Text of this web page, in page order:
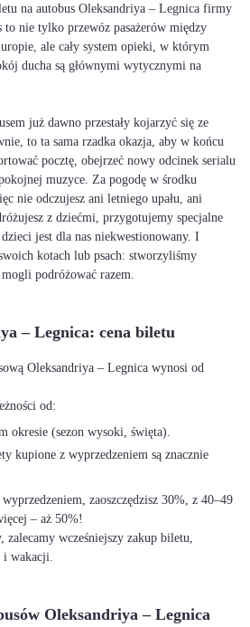
na autobus Oleksandriya – Legnica firmy
nie tylko przewóz pasażerów między
ale cały system opieki, w którym
ducha są głównymi wytycznymi na
już dawno przestały kojarzyć się ze
to ta sama rzadka okazja, aby w końcu
pocztę, obejrzeć nowy odcinek serialu
muzyce. Za pogodę w środku
nie odczujesz ani letniego upału, ani
z dziećmi, przygotujemy specjalne
jest dla nas niekwestionowany. I
kotach lub psach: stworzyliśmy
podróżować razem.
– Legnica: cena biletu
Oleksandriya – Legnica wynosi od
od:
okresie (sezon wysoki, święta).
kupione z wyprzedzeniem są znacznie
zaoszczędzisz 30%, z 40–49
– aż 50%!
zalecamy wcześniejszy zakup biletu,
i wakacji.
Oleksandriya – Legnica